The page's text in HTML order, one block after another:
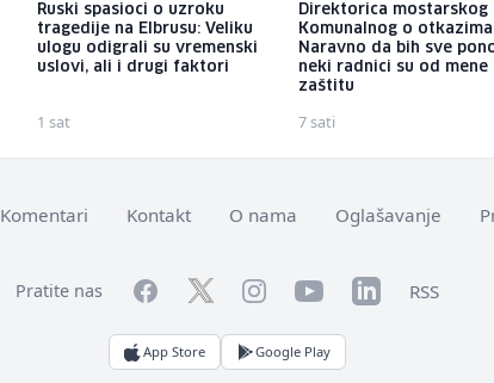
Ruski spasioci o uzroku
tragedije na Elbrusu: Veliku
ulogu odigrali su vremenski
uslovi, ali i drugi faktori
1 sat
Direktorica mostarskog
Komunalnog o
Naravno da bih sve
neki radnici su od
zaštitu
7 sati
Komentari Kontakt O nama Oglašavanje
Pratite nas FacebookTwitterInstagramYouTubeLinkedInRSS
App Store Google Play